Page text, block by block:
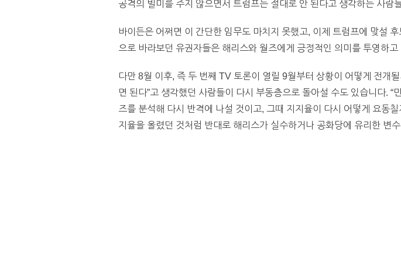
공격의 빌미를 주지 않으면서 트럼프는 절대로 안 된다고 생각하는 사람
바이든은 어쩌면 이 간단한 임무도 마치지 못했고, 이제 트럼프에 맞설
으로 바라보던 유권자들은 해리스와 월즈에게 긍정적인 의미를 투영하
다만 8월 이후, 즉 두 번째 TV 토론이 열릴 9월부터 상황이 어떻게 전개
면 된다”고 생각했던 사람들이 다시 부동층으로 돌아설 수도 있습니다.
즈를 분석해 다시 반격에 나설 것이고, 그때 지지율이 다시 어떻게 요동
지율을 올렸던 것처럼 반대로 해리스가 실수하거나 공화당에 유리한 변